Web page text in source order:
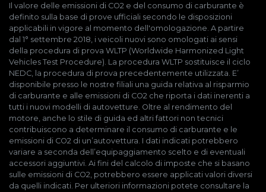
Il valore delle emissioni di CO2 e del consumo di carburante è
definito sulla base di prove ufficiali secondo le disposizioni
applicabili in vigore al momento dell'omologazione. A partire
dal 1° settembre 2018, i veicoli nuovi sono omologati ai sensi
della procedura di prova WLTP (Worldwide Harmonized Light
Vehicles Test Procedure). La procedura WLTP sostituisce il ciclo
NEDC, la procedura di prova precedentemente utilizzata. E’
disponibile presso le nostre filiali una guida relativa al risparmio
di carburante e alle emissioni di CO2 che riporta i dati inerenti a
tutti i nuovi modelli di autovetture. Oltre al rendimento del
motore, anche lo stile di guida ed altri fattori non tecnici
contribuiscono a determinare il consumo di carburante e le
emissioni di CO2 di un’autovettura. I dati indicati potrebbero
variare a seconda dell’equipaggiamento scelto e di eventuali
accessori aggiuntivi. Ai fini del calcolo di imposte che si basano
sulle emissioni di CO2, potrebbero essere applicati valori diversi
da quelli indicati. Per ulteriori informazioni potete consultare la